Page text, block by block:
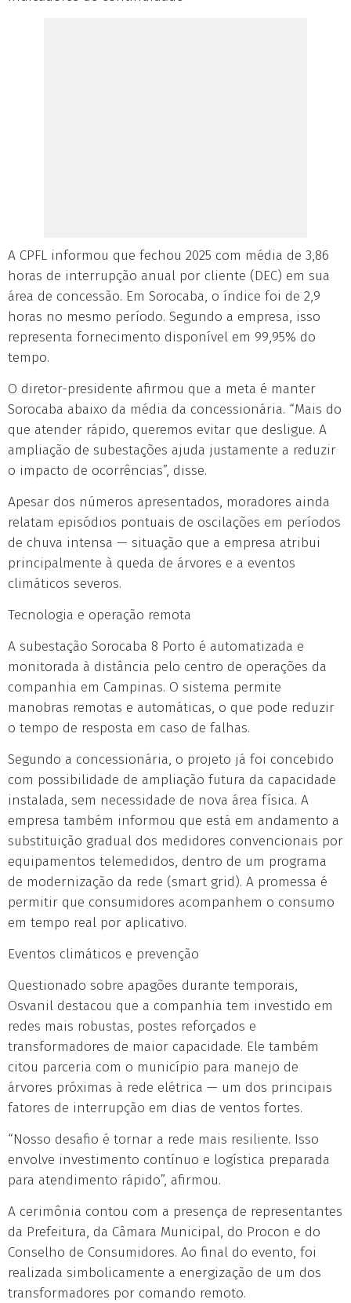
A CPFL informou que fechou 2025 com média de 3,86
horas de interrupção anual por cliente (DEC) em sua
área de concessão. Em Sorocaba, o índice foi de 2,9
horas no mesmo período. Segundo a empresa, isso
representa fornecimento disponível em 99,95% do
tempo.
O diretor-presidente afirmou que a meta é manter
Sorocaba abaixo da média da concessionária. “Mais do
que atender rápido, queremos evitar que desligue. A
ampliação de subestações ajuda justamente a reduzir
o impacto de ocorrências”, disse.
Apesar dos números apresentados, moradores ainda
relatam episódios pontuais de oscilações em períodos
de chuva intensa — situação que a empresa atribui
principalmente à queda de árvores e a eventos
climáticos severos.
Tecnologia e operação remota
A subestação Sorocaba 8 Porto é automatizada e
monitorada à distância pelo centro de operações da
companhia em Campinas. O sistema permite
manobras remotas e automáticas, o que pode reduzir
o tempo de resposta em caso de falhas.
Segundo a concessionária, o projeto já foi concebido
com possibilidade de ampliação futura da capacidade
instalada, sem necessidade de nova área física. A
empresa também informou que está em andamento a
substituição gradual dos medidores convencionais por
equipamentos telemedidos, dentro de um programa
de modernização da rede (smart grid). A promessa é
permitir que consumidores acompanhem o consumo
em tempo real por aplicativo.
Eventos climáticos e prevenção
Questionado sobre apagões durante temporais,
Osvanil destacou que a companhia tem investido em
redes mais robustas, postes reforçados e
transformadores de maior capacidade. Ele também
citou parceria com o município para manejo de
árvores próximas à rede elétrica — um dos principais
fatores de interrupção em dias de ventos fortes.
“Nosso desafio é tornar a rede mais resiliente. Isso
envolve investimento contínuo e logística preparada
para atendimento rápido”, afirmou.
A cerimônia contou com a presença de representantes
da Prefeitura, da Câmara Municipal, do Procon e do
Conselho de Consumidores. Ao final do evento, foi
realizada simbolicamente a energização de um dos
transformadores por comando remoto.